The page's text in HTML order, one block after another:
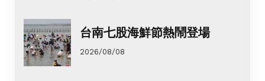
台南七股海鮮節熱鬧登場
2026/08/08